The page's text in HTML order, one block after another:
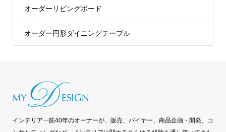
オーダーリビングボード
オーダー円形ダイニングテーブル
インテリア一筋40年のオーナーが、販売、バイヤー、商品企画・開発、コ